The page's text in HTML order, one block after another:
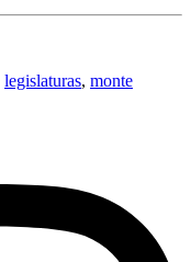
legislaturas, monte